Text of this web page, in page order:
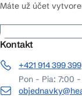
Máte už účet
Kontakt
+421 914 399 399
Pon - Pia: 7:00 -